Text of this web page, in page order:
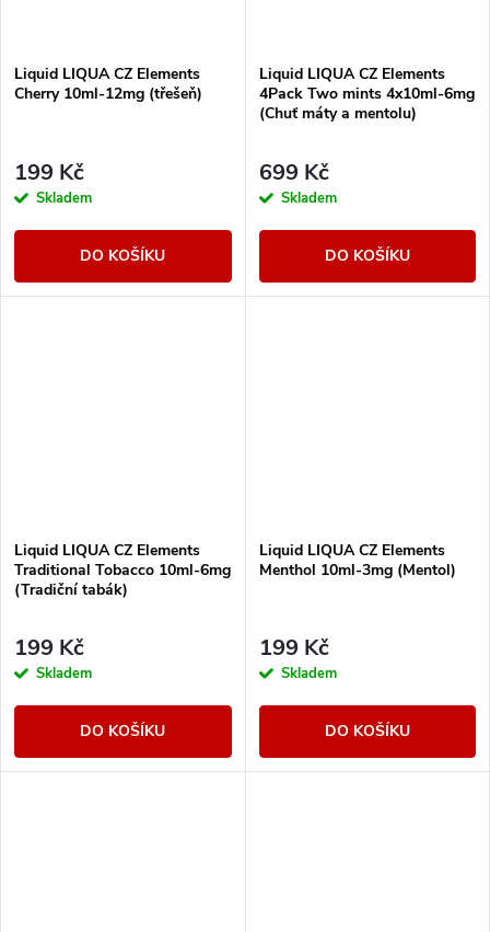
Liquid LIQUA CZ Elements
Cherry 10ml-12mg (třešeň)
199 Kč
Skladem
DO KOŠÍKU
Liquid LIQUA CZ Elements
4Pack Two mints 4x10ml-6mg
(Chuť máty a mentolu)
699 Kč
Skladem
DO KOŠÍKU
Liquid LIQUA CZ Elements
Traditional Tobacco 10ml-6mg
(Tradiční tabák)
199 Kč
Skladem
DO KOŠÍKU
Liquid LIQUA CZ Elements
Menthol 10ml-3mg (Mentol)
199 Kč
Skladem
DO KOŠÍKU